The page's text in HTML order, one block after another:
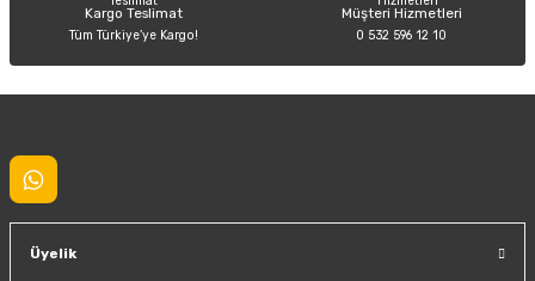
Kargo Teslimat
Tüm Türkiye’ye Kargo!
Müşteri Hizmetleri
0 532 596 12 10
Üyelik